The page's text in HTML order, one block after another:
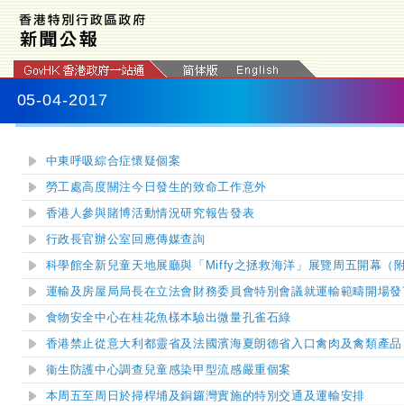
05-04-2017
中東呼吸綜合症懷疑個案
勞工處高度關注今日發生的致命工作意外
香港人參與賭博活動情況研究報告發表
行政長官辦公室回應傳媒查詢
科學館全新兒童天地展廳與「Miffy之拯救海洋」展覽周五開幕（
運輸及房屋局局長在立法會財務委員會特別會議就運輸範疇開場
食物安全中心在桂花魚樣本驗出微量孔雀石綠
香港禁止從意大利都靈省及法國濱海夏朗德省入口禽肉及禽類產品
衞生防護中心調查兒童感染甲型流感嚴重個案
本周五至周日於掃桿埔及銅鑼灣實施的特別交通及運輸安排